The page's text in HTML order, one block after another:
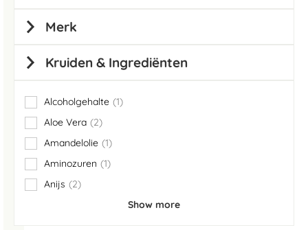
Merk
Kruiden & Ingrediënten
Alcoholgehalte 1
item
Aloe Vera
2
items
Amandelolie 1
item
Aminozuren
1
item
Anijs
2
items
Show more